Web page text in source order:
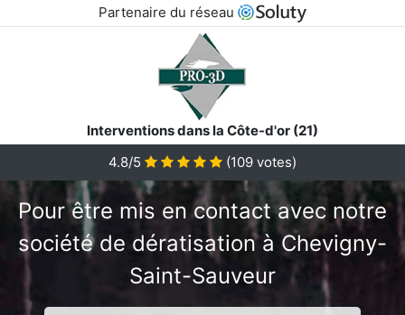
Partenaire du réseau
Interventions dans la Côte-d'or (21)
4.8/5
(109 votes)
Pour être mis en contact avec notre
société de dératisation à Chevigny-
Saint-Sauveur